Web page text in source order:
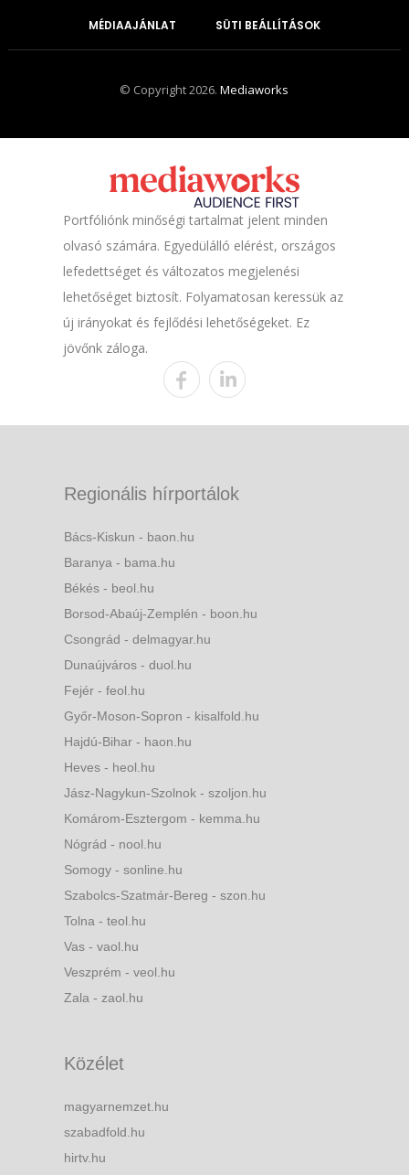
MÉDIAAJÁNLAT SÜTI BEÁLLÍTÁSOK
© Copyright 2026.Mediaworks
Portfóliónk minőségi tartalmat jelent minden
olvasó számára. Egyedülálló elérést, országos
lefedettséget és változatos megjelenési
lehetőséget biztosít. Folyamatosan keressük az
új irányokat és fejlődési lehetőségeket. Ez
jövőnk záloga.
Regionális hírportálok
Bács-Kiskun - baon.hu
Baranya - bama.hu
Békés - beol.hu
Borsod-Abaúj-Zemplén - boon.hu
Csongrád - delmagyar.hu
Dunaújváros - duol.hu
Fejér - feol.hu
Győr-Moson-Sopron - kisalfold.hu
Hajdú-Bihar - haon.hu
Heves - heol.hu
Jász-Nagykun-Szolnok - szoljon.hu
Komárom-Esztergom - kemma.hu
Nógrád - nool.hu
Somogy - sonline.hu
Szabolcs-Szatmár-Bereg - szon.hu
Tolna - teol.hu
Vas - vaol.hu
Veszprém - veol.hu
Zala - zaol.hu
Közélet
magyarnemzet.hu
szabadfold.hu
hirtv.hu